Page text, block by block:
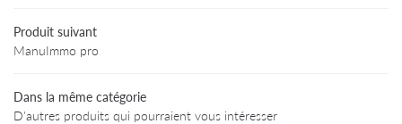
Avis
Contact
Produit suivant
ManuImmo pro
Dans la même catégorie
D'autres produits qui pourraient vous intéresser